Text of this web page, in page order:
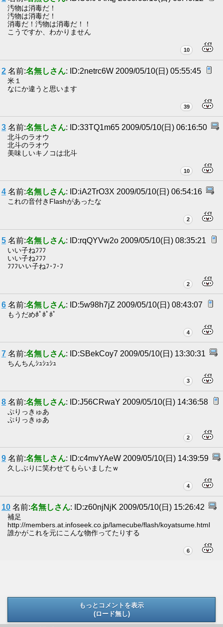
汚物は消毒だ！
汚物は消毒だ！
消毒だ！汚物は消毒だ！！
こうですか、わかりません
10
2 名前:名無しさん: ID:2netrc6W 2009/05/10(日) 05:55:45
米１
なにか違うと思います
39
3 名前:名無しさん: ID:33TQ1m65 2009/05/10(日) 06:16:50
北斗のラオウ
北斗のラオウ
美味しいキノコは北斗
10
4 名前:名無しさん: ID:iA2TrO3X 2009/05/10(日) 06:54:16
これの音付きFlashがあったな
2
5 名前:名無しさん: ID:rqQYVw2o 2009/05/10(日) 08:35:21
いい子ねﾌﾌﾌ
いい子ねﾌﾌﾌ
ﾌﾌﾌいい子ねﾌ･ﾌ･ﾌ
2
6 名前:名無しさん: ID:5w98h7jZ 2009/05/10(日) 08:43:07
もうだめﾎﾟﾎﾟﾎﾟ
4
7 名前:名無しさん: ID:SBekCoy7 2009/05/10(日) 13:30:31
ちんちんｼｭｼｭｼｭ
3
8 名前:名無しさん: ID:J56CRwaY 2009/05/10(日) 14:36:58
ぷりっきゅあ
ぷりっきゅあ
2
9 名前:名無しさん: ID:c4mvYAeW 2009/05/10(日) 14:39:59
久しぶりに笑わせてもらいましたｗ
4
10 名前:名無しさん: ID:z60njNjK 2009/05/10(日) 15:26:42
補足
http://members.at.infoseek.co.jp/lamecube/flash/koyatsume.html
誰かがこれを元にこんな物作ってたりする
6
もっとコメントを表示
(ロード無し)